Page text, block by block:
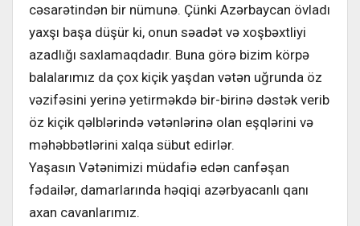
cəsarətindən bir nümunə. Çünki Azərbaycan övladı
yaxşı başa düşür ki, onun səadət və xoşbəxtliyi
azadlığı saxlamaqdadır. Buna görə bizim körpə
balalarımız da çox kiçik yaşdan vətən uğrunda öz
vəzifəsini yerinə yetirməkdə bir-birinə dəstək verib
öz kiçik qəlblərində vətənlərinə olan eşqlərini və
məhəbbətlərini xalqa sübut edirlər.
Yaşasın Vətənimizi müdafiə edən canfəşan
fədailər, damarlarında həqiqi azərbyacanlı qanı
axan cavanlarımız.